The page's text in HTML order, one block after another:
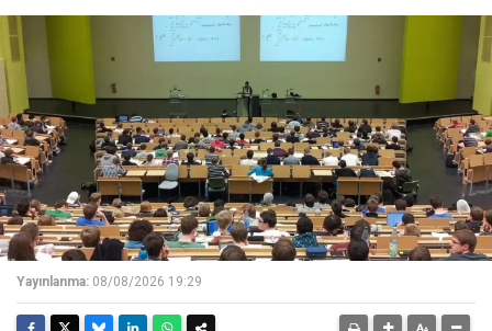
Yayınlanma: 08/08/2026 19:29